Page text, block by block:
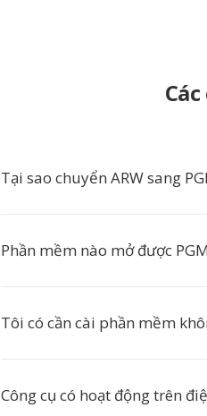
Tại sao chuyển ARW sang
Phần mềm nào mở được
Tôi có cần cài phần mềm
Công cụ có hoạt động trên